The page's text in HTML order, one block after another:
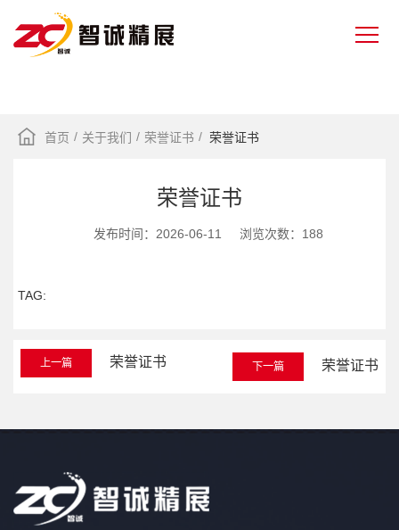
首页 / 关于我们 / 荣誉证书 / 荣誉证书
荣誉证书
发布时间：2026-06-11 浏览次数：188
TAG:
上一篇 荣誉证书 下一篇 荣誉证书